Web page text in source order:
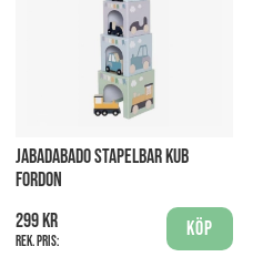
JABADABADO STAPELBAR KUB
FORDON
299 kr
Rek. pris:
Köp